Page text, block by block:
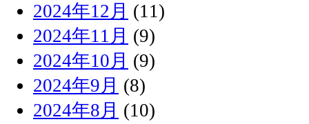
2024年12月 (11)
2024年11月 (9)
2024年10月 (9)
2024年9月 (8)
2024年8月 (10)